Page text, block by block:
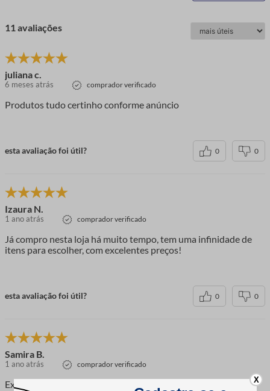
11 avaliações
juliana c.
6 meses atrás comprador verificado
Produtos tudo certinho conforme anúncio
esta avaliação foi útil? 0 0
Izaura N.
1 ano atrás comprador verificado
Já compro nesta loja há muito tempo, tem uma infinidade de
itens para escolher, com excelentes preços!
esta avaliação foi útil? 0 0
Samira B.
1 ano atrás comprador verificado
Excelente produto. X